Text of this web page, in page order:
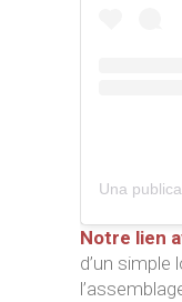
Notre lien
d’un simple